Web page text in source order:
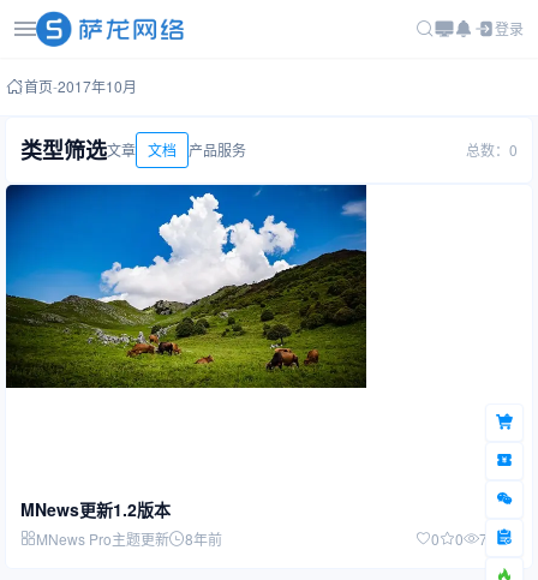
登录
首页-2017年10月
类型筛选文章 文档 产品服务 总数：0
MNews更新1.2版本
MNews Pro主题更新 8年前 0 0 7.22K